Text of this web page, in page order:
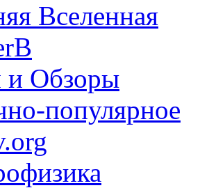
Вселенная
и Обзоры
популярное